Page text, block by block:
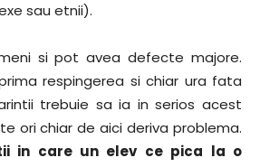
sau etnii).
si pot avea defecte majore.
respingerea si chiar ura fata
trebuie sa ia in serios acest
ori chiar de aici deriva problema.
in care un elev ce pica la o